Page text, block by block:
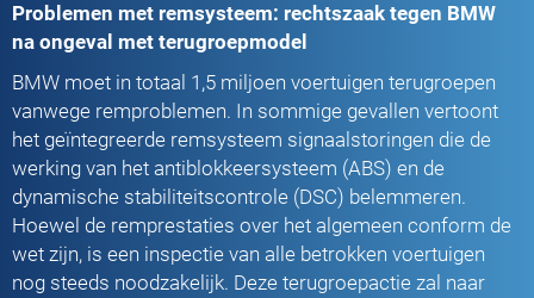
Problemen met remsysteem: rechtszaak tegen BMW
na ongeval met terugroepmodel
BMW moet in totaal 1,5 miljoen voertuigen terugroepen
vanwege remproblemen. In sommige gevallen vertoont
het geïntegreerde remsysteem signaalstoringen die de
werking van het antiblokkeersysteem (ABS) en de
dynamische stabiliteitscontrole (DSC) belemmeren.
Hoewel de remprestaties over het algemeen conform de
wet zijn, is een inspectie van alle betrokken voertuigen
nog steeds noodzakelijk. Deze terugroepactie zal naar